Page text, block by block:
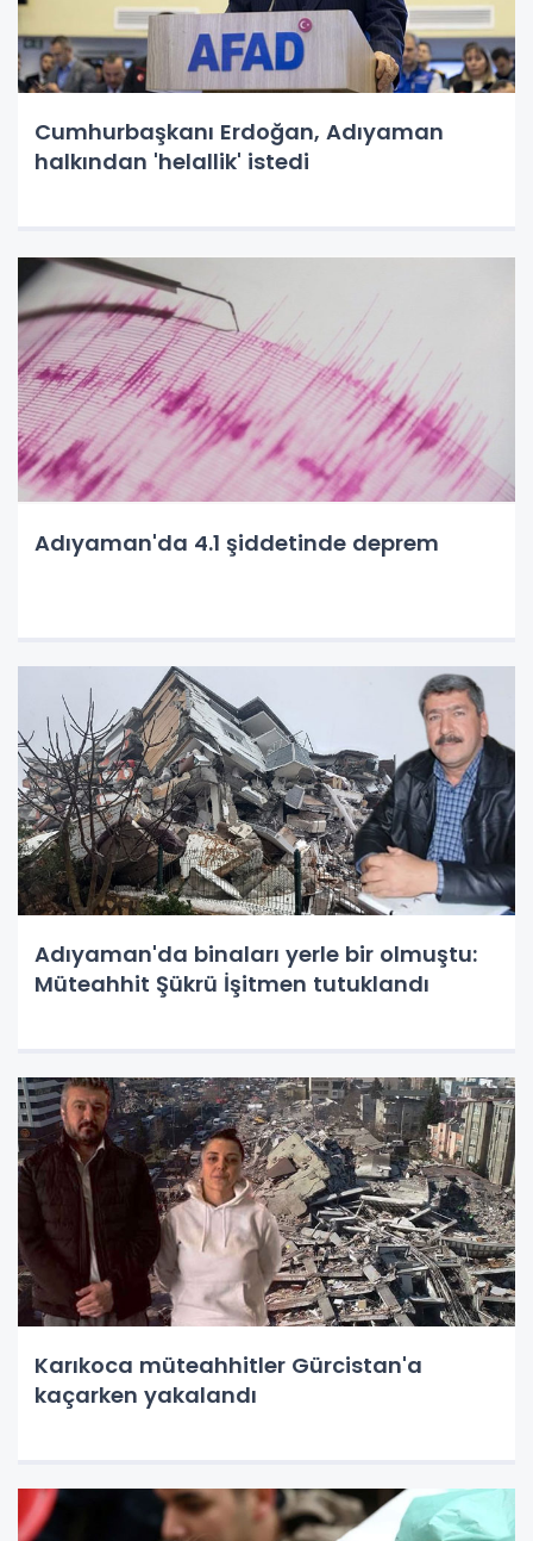
Cumhurbaşkanı Erdoğan, Adıyaman
halkından 'helallik' istedi
Adıyaman'da 4.1 şiddetinde deprem
Adıyaman'da binaları yerle bir olmuştu:
Müteahhit Şükrü İşitmen tutuklandı
Karıkoca müteahhitler Gürcistan'a
kaçarken yakalandı